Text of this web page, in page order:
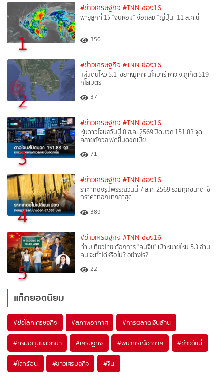
1
#ข่าวเศรษฐกิจ #TNN ช่อง16
พายุลูกที่ 15 “จันหอม” จ่อถล่ม “ญี่ปุ่น” 11 ส.ค.นี้
350
2
#ข่าวเศรษฐกิจ #TNN ช่อง16
แผ่นดินไหว 5.1 เขย่าหมู่เกาะนิโคบาร์ ห่าง จ.ภูเก็ต 519
กิโลเมตร
37
3
#ข่าวเศรษฐกิจ #TNN ช่อง16
หุ้นดาวโจนส์วันนี้ 8 ส.ค. 2569 ปิดบวก 151.83 จุด
คลายกังวลเฟดขึ้นดอกเบี้ย
71
4
#ข่าวเศรษฐกิจ #TNN ช่อง16
ราคาทองรูปพรรณวันนี้ 7 ส.ค. 2569 รวมทุกขนาด เช็
กราคาทองแท่งล่าสุด
389
5
#ข่าวเศรษฐกิจ #TNN ช่อง16
ทำไมเที่ยวไทย ต้องการ "คนจีน" เป้าหมายใหม่ 5.3 ล้าน
คน จะทำได้หรือไม่? อย่างไร?
22
แท็กยอดนิยม
#ย่อโลกเศรษฐกิจ #สภาพอากาศ #การตลาดเงินล้าน
#กรมอุตุนิยมวิทยา #เศรษฐกิจ #พยากรณ์อากาศ #ข่าววันนี้
#โลกร้อน #ข่าวเศรษฐกิจ #จีน